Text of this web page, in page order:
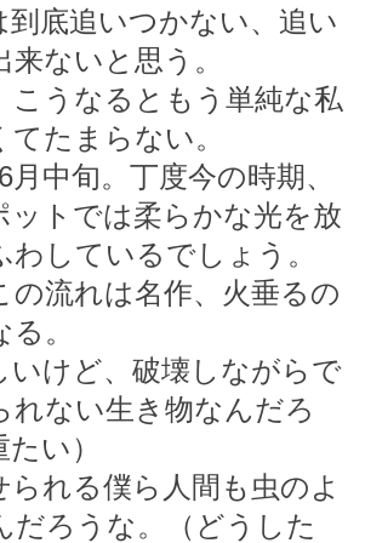
到底追いつかない、追い
ないと思う。
こうなるともう単純な私
たまらない。
中旬。丁度今の時期、
ットでは柔らかな光を放
しているでしょう。
の流れは名作、火垂るの
。
いけど、破壊しながらで
れない生き物なんだろ
い）
られる僕ら人間も虫のよ
だろうな。（どうした